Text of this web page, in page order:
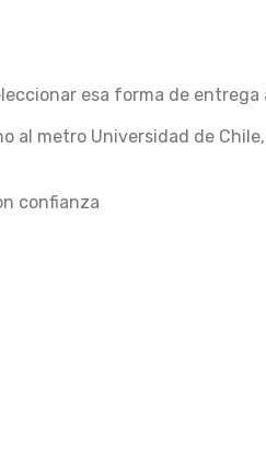
esa forma de entrega
al metro Universidad de
confianza